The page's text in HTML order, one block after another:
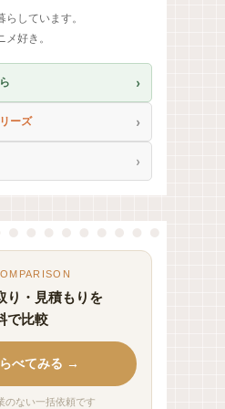
しています。
好き。
›
ーズ ›
›
り・見積もりを
で比較
べてみる →
のない一括依頼です